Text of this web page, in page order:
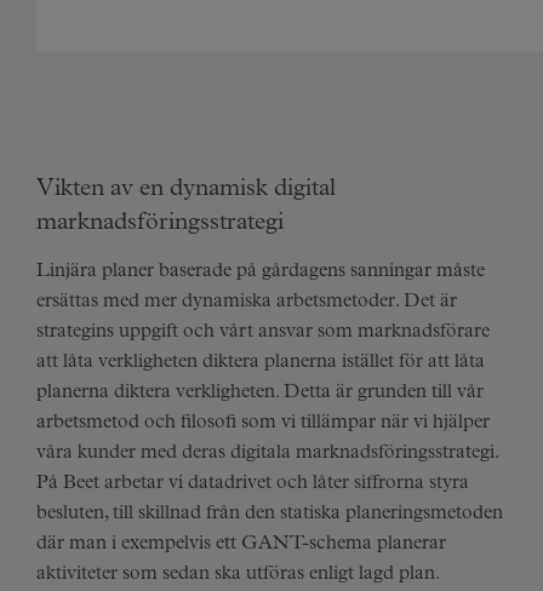
Vikten av en dynamisk digital
marknadsföringsstrategi
Linjära planer baserade på gårdagens sanningar måste
ersättas med mer dynamiska arbetsmetoder. Det är
strategins uppgift och vårt ansvar som marknadsförare
att låta verkligheten diktera planerna istället för att låta
planerna diktera verkligheten. Detta är grunden till vår
arbetsmetod och filosofi som vi tillämpar när vi hjälper
våra kunder med deras digitala marknadsföringsstrategi.
På Beet arbetar vi datadrivet och låter siffrorna styra
besluten, till skillnad från den statiska planeringsmetoden
där man i exempelvis ett GANT-schema planerar
aktiviteter som sedan ska utföras enligt lagd plan.